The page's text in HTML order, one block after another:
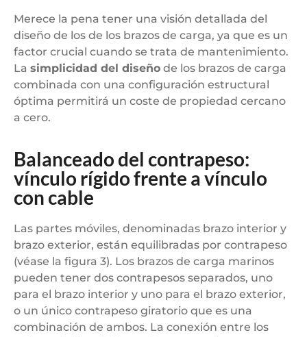
Merece la pena tener una visión detallada del
diseño de los de los brazos de carga, ya que es un
factor crucial cuando se trata de mantenimiento.
La simplicidad del diseño de los brazos de carga
combinada con una configuración estructural
óptima permitirá un coste de propiedad cercano
a cero.
Balanceado del contrapeso:
vínculo rígido frente a vínculo
con cable
Las partes móviles, denominadas brazo interior y
brazo exterior, están equilibradas por contrapeso
(véase la figura 3). Los brazos de carga marinos
pueden tener dos contrapesos separados, uno
para el brazo interior y uno para el brazo exterior,
o un único contrapeso giratorio que es una
combinación de ambos. La conexión entre los